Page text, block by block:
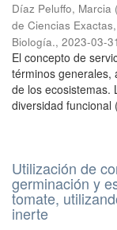
Díaz Peluffo, Marcia (
de Ciencias
Biología., 2023-03-31
El concepto de
términos generales,
de los ecosistemas.
diversidad funcional
Utilización de
germinación y
tomate,
inerte